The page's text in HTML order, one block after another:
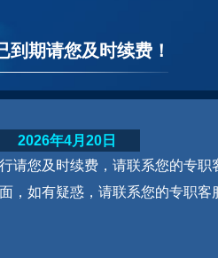
到期请您及时续费！
请您及时续费，请联系您的专职
，如有疑惑，请联系您的专职客
2026年4月20日